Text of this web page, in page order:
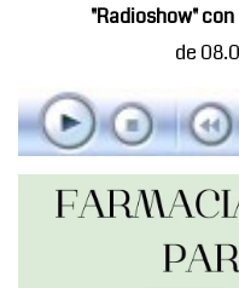
"Radioshow"
de